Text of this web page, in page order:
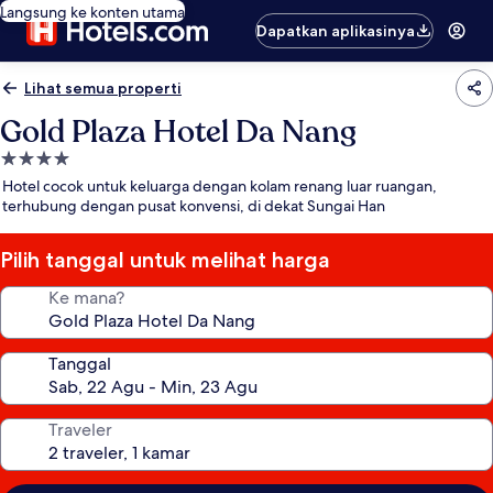
Langsung ke konten utama
Dapatkan aplikasinya
Lihat semua properti
Gold Plaza Hotel Da Nang
Properti
bintang
4.0
Hotel cocok untuk keluarga dengan kolam renang luar ruangan,
terhubung dengan pusat konvensi, di dekat Sungai Han
Pilih tanggal untuk melihat harga
Ke mana?
Tanggal
Traveler